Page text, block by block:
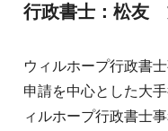
行政書士：松友
ウィルホープ行政書
申請を中心とした大
ィルホープ行政書士事